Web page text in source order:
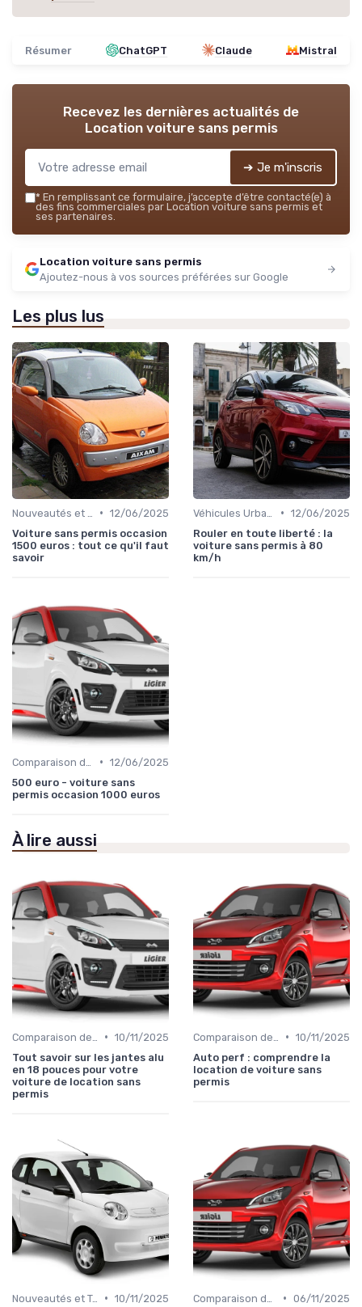
Résumer ChatGPT Claude Mistral
Recevez les dernières actualités de
Location voiture sans permis
➔ Je m'inscris
* En remplissant ce formulaire, j’accepte d’être contacté(e) à
des fins commerciales par Location voiture sans permis et
ses partenaires.
Location voiture sans permis
Ajoutez-nous à vos sources préférées sur Google
Les plus lus
• 12/06/2025
Voiture sans permis occasion
1500 euros : tout ce qu'il faut
savoir
• 12/06/2025
Rouler en toute liberté : la
voiture sans permis à 80
km/h
• 12/06/2025
500 euro - voiture sans
permis occasion 1000 euros
À lire aussi
• 10/11/2025
Tout savoir sur les jantes alu
en 18 pouces pour votre
voiture de location sans
permis
• 10/11/2025
Auto perf : comprendre la
location de voiture sans
permis
Nouveautés et Tendances • 10/11/2025
• 06/11/2025